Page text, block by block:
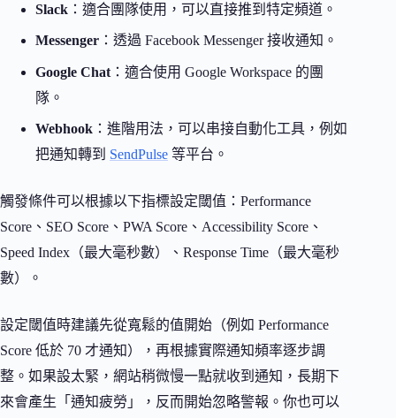
Slack ：適合團隊使用，可以直接推到特定頻道。
Messenger ：透過 Facebook Messenger 接收通知。
Google Chat ：適合使用 Google Workspace 的團
隊。
Webhook ：進階用法，可以串接自動化工具，例如
把通知轉到 SendPulse 等平台。
觸發條件可以根據以下指標設定閾值：Performance
Score、SEO Score、PWA Score、Accessibility Score、
Speed Index（最大毫秒數）、Response Time（最大毫秒
數）。
設定閾值時建議先從寬鬆的值開始（例如 Performance
Score 低於 70 才通知），再根據實際通知頻率逐步調
整。如果設太緊，網站稍微慢一點就收到通知，長期下
來會產生「通知疲勞」，反而開始忽略警報。你也可以